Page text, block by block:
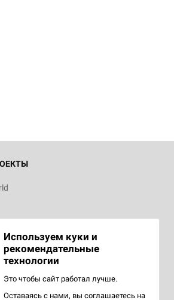
Используем куки и
рекомендательные
технологии
Это чтобы сайт работал лучше.
Оставаясь с нами, вы соглашаетесь на